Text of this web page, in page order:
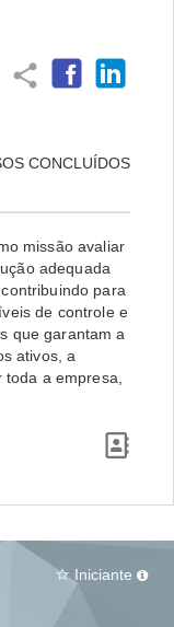
share
CONCLUÍDOS
missão avaliar
adequada
para
de controle e
que garantam a
ativos, a
a empresa,
star_border Iniciante